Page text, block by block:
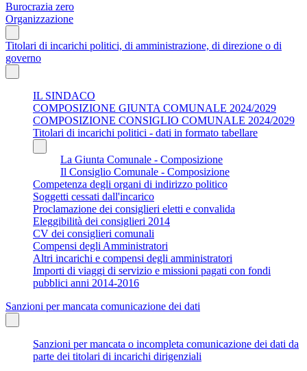
Burocrazia zero
Organizzazione
Titolari di incarichi politici, di amministrazione, di direzione o di
governo
IL SINDACO
COMPOSIZIONE GIUNTA COMUNALE 2024/2029
COMPOSIZIONE CONSIGLIO COMUNALE 2024/2029
Titolari di incarichi politici - dati in formato tabellare
La Giunta Comunale - Composizione
Il Consiglio Comunale - Composizione
Competenza degli organi di indirizzo politico
Soggetti cessati dall'incarico
Proclamazione dei consiglieri eletti e convalida
Eleggibilità dei consiglieri 2014
CV dei consiglieri comunali
Compensi degli Amministratori
Altri incarichi e compensi degli amministratori
Importi di viaggi di servizio e missioni pagati con fondi
pubblici anni 2014-2016
Sanzioni per mancata comunicazione dei dati
Sanzioni per mancata o incompleta comunicazione dei dati da
parte dei titolari di incarichi dirigenziali